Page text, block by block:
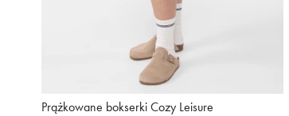
Prążkowane bokserki Cozy Leisure